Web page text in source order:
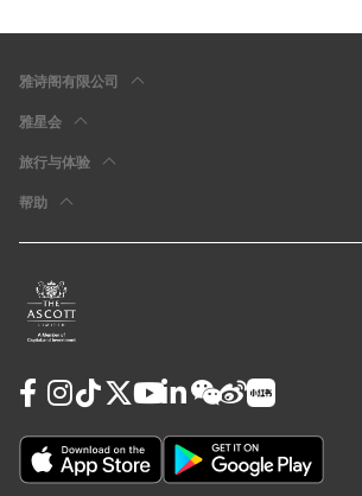
雅诗阁有限公司
雅星会
旅行与体验
帮助